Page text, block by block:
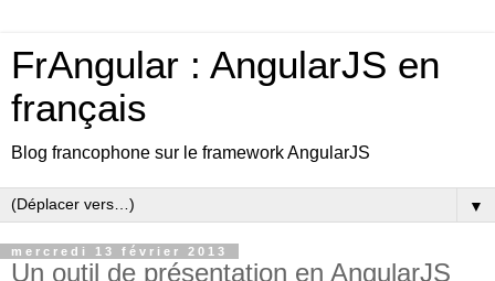
FrAngular : AngularJS en
français
Blog francophone sur le framework AngularJS
▼
mercredi 13 février 2013
Un outil de présentation en AngularJS